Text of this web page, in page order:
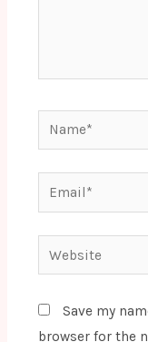
Name*
Email*
Website
Save my
browser for the